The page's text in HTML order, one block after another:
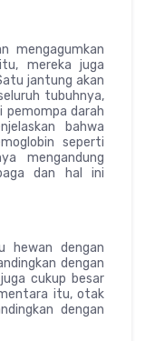
mengagumkan
mereka juga
jantung akan
tubuhnya,
pemompa darah
bahwa
seperti
mengandung
dan hal ini
hewan dengan
dengan
cukup besar
itu, otak
dengan